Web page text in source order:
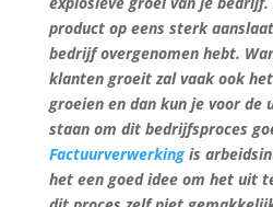
product op eens sterk
bedrijf overgenomen hebt.
klanten groeit zal vaak ook
groeien en dan kun je voor de
staan om dit bedrijfsproces
Factuurverwerkingis
het een goed idee om het uit